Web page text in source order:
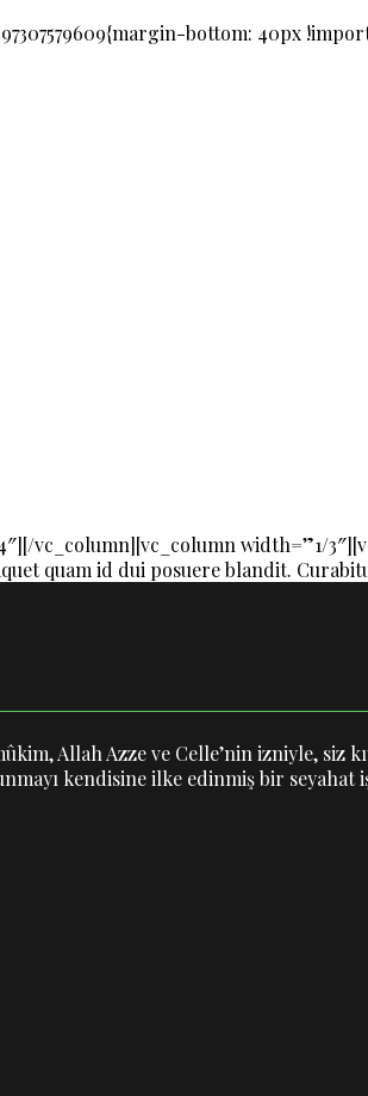
bottom: 40px
vc_column][vc_column width=”1/
quam id dui posuere blandit.
Allah Azze ve Celle’nin izniyle,
kendisine ilke edinmiş bir